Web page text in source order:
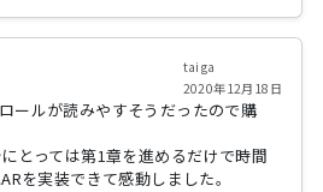
taiga
2020年12月18日
ールが読みやすそうだったので購
とっては第1章を進めるだけで時間
を実装できて感動しました。